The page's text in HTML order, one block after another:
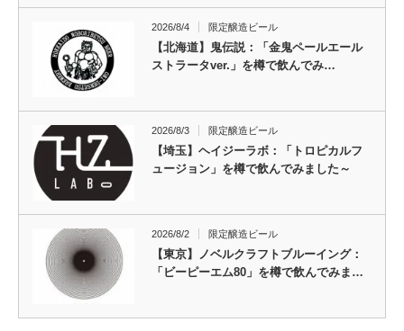
2026/8/4 限定醸造ビール
【北海道】鬼伝説：「金鬼ペールエール
ストラータver.」を樽で飲んでみ…
2026/8/3 限定醸造ビール
【埼玉】ヘイジーラボ：「トロピカルフ
ュージョン」を樽で飲んでみました～
2026/8/2 限定醸造ビール
【東京】ノベルクラフトブルーイング：
「ビーピーエム80」を樽で飲んでみま…